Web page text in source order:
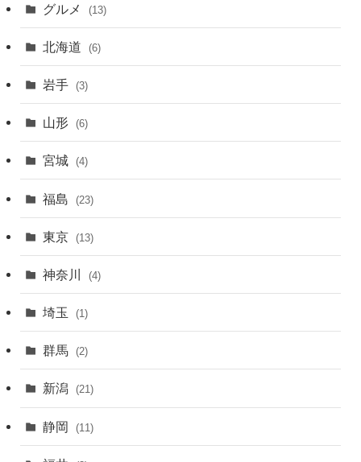
グルメ (13)
北海道 (6)
岩手 (3)
山形 (6)
宮城 (4)
福島 (23)
東京 (13)
神奈川 (4)
埼玉 (1)
群馬 (2)
新潟 (21)
静岡 (11)